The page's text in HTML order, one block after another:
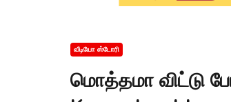
வீடியோ ஸ்டோரி
மொத்தமா விட்டு